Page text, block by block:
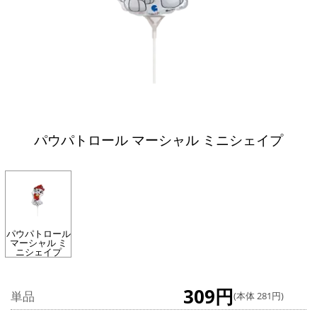
パウパトロール マーシャル ミニシェイプ
パウパトロール
マーシャル ミ
ニシェイプ
単品 309円(本体 281円)